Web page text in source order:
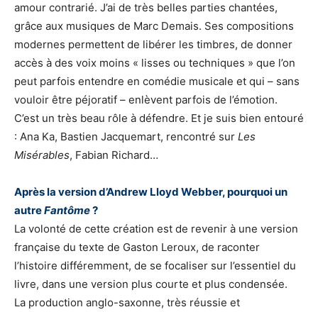
amour contrarié. J’ai de très belles parties chantées,
grâce aux musiques de Marc Demais. Ses compositions
modernes permettent de libérer les timbres, de donner
accès à des voix moins « lisses ou techniques » que l’on
peut parfois entendre en comédie musicale et qui – sans
vouloir être péjoratif – enlèvent parfois de l’émotion.
C’est un très beau rôle à défendre. Et je suis bien entouré
: Ana Ka, Bastien Jacquemart, rencontré sur Les
Misérables, Fabian Richard…
Après la version d’Andrew Lloyd Webber, pourquoi un
autreFantôme?
La volonté de cette création est de revenir à une version
française du texte de Gaston Leroux, de raconter
l’histoire différemment, de se focaliser sur l’essentiel du
livre, dans une version plus courte et plus condensée.
La production anglo-saxonne, très réussie et